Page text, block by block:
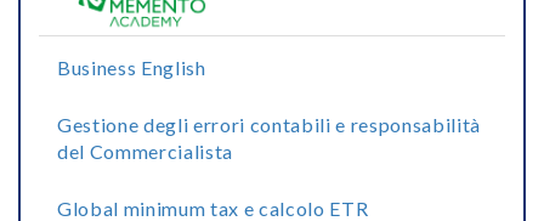
Business English
Gestione degli errori contabili e responsabilità
del Commercialista
Global minimum tax e calcolo ETR